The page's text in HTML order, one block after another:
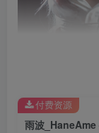
雨波_HaneAme-
patreon-set-Cell-
雨波
付费资源